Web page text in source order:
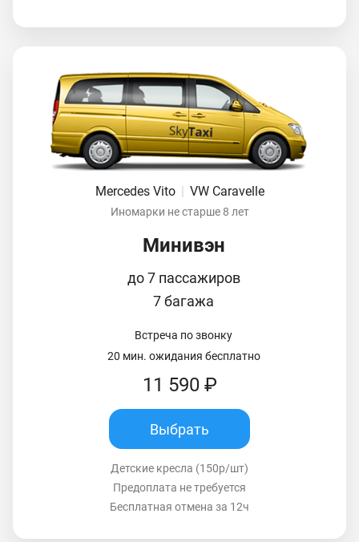
Mercedes Vito VW Caravelle
Иномарки не старше 8 лет
Минивэн
до 7 пассажиров
7 багажа
Встреча по звонку
20 мин. ожидания бесплатно
11 590 ₽
Выбрать
Детские кресла (150р/шт)
Предоплата не требуется
Бесплатная отмена за 12ч